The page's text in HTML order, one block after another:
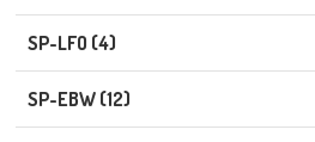
SP-LFO (4)
SP-EBW (12)